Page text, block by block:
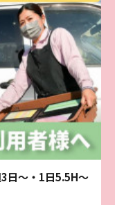
日～・1日5.5H～